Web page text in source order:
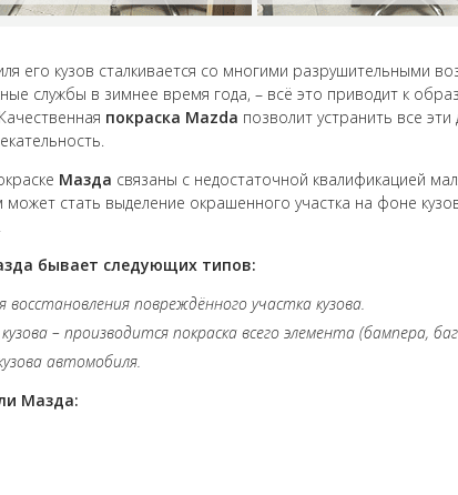
его кузов сталкивается со многими разрушительными
службы в зимнее время года, – всё это приводит к
покраска Mazda позволит устранить все
Мазда связаны с недостаточной квалификацией
может стать выделение окрашенного участка на фоне
бывает следующих типов:
восстановления повреждённого участка кузова.
– производится покраска всего элемента (бампера,
автомобиля.
Мазда: